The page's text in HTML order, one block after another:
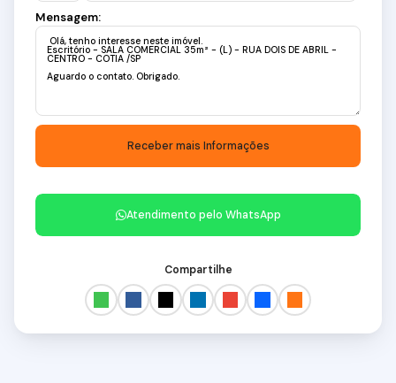
Mensagem:
Atendimento pelo WhatsApp
Compartilhe